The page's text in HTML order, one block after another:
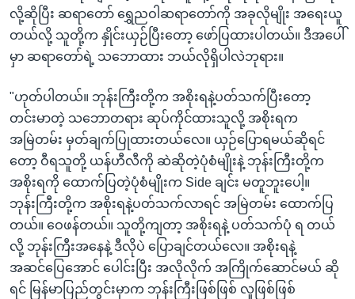
လို့ဆိုပြီး ဆရာတော် ရွှေညဝါဆရာတော်ကို အခုလိုမျိုး အရေးယူ
တယ်လို့ သူတို့က နှိုင်းယှဉ်ပြီးတော့ ဖော်ပြထားပါတယ်။ ဒီအပေါ်
မှာ ဆရာတော်ရဲ့ သဘောထား ဘယ်လိုရှိပါလဲဘုရား။
"ဟုတ်ပါတယ်။ ဘုန်းကြီးတို့က အစိုးရနဲ့ပတ်သက်ပြီးတော့
တင်းမာတဲ့ သဘောတရား ဆုပ်ကိုင်ထားသူလို့ အစိုးရက
အမြဲတမ်း မှတ်ချက်ပြုထားတယ်လေ။ ယှဉ်ပြောရမယ်ဆိုရင်
တော့ ဝီရသူတို့ ယန်ဟီလီကို ဆဲဆိုတဲ့ပုံစံမျိုးနဲ့ ဘုန်းကြီးတို့က
အစိုးရကို ထောက်ပြတဲ့ပုံစံမျိုးက Side ချင်း မတူဘူးပေါ့။
ဘုန်းကြီးတို့က အစိုးရနဲ့ပတ်သက်လာရင် အမြဲတမ်း ထောက်ပြ
တယ်။ ဝေဖန်တယ်။ သူတို့ကျတာ့ အစိုးရနဲ့ ပတ်သက်ပုံ ရ တယ်
လို့ ဘုန်းကြီးအနေနဲ့ ဒီလိုပဲ ပြောချင်တယ်လေ။ အစိုးရနဲ့
အဆင်ပြေအောင် ပေါင်းပြီး အလိုလိုက် အကြိုက်ဆောင်မယ် ဆို
ရင် မြန်မာပြည်တွင်းမှာက ဘုန်းကြီးဖြစ်ဖြစ် လူဖြစ်ဖြစ်